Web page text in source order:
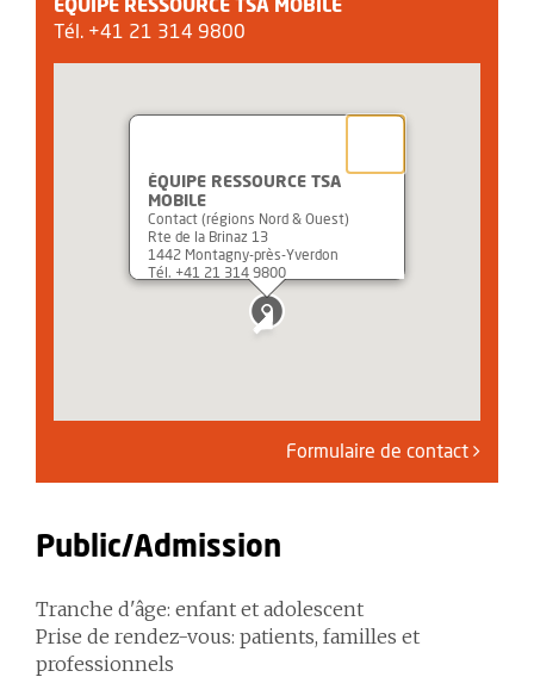
ÉQUIPE RESSOURCE TSA MOBILE
Tél. +41 21 314 9800
ÉQUIPE RESSOURCE TSA
MOBILE
Contact (régions Nord & Ouest)
Rte de la Brinaz 13
1442 Montagny-près-Yverdon
Tél. +41 21 314 9800
Formulaire de contact
Public/Admission
Tranche d'âge: enfant et adolescent
Prise de rendez-vous: patients, familles et
professionnels